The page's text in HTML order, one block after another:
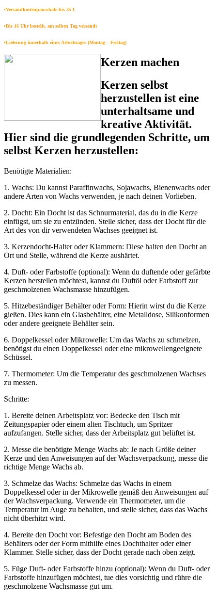
•Versandkostenpauschale bis 35 €
•Bis 16 Uhr bestellt, am selben Tag versandt
•Lieferung innerhalb eines Arbeitstages (Montag – Freitag)
Kerzen machen
Kerzen selbst
herzustellen ist eine
unterhaltsame und
kreative Aktivität.
Hier sind die grundlegenden Schritte, um
selbst Kerzen herzustellen:
Benötigte Materialien:
1. Wachs: Du kannst Paraffinwachs, Sojawachs, Bienenwachs oder
andere Arten von Wachs verwenden, je nach deinen Vorlieben.
2. Docht: Ein Docht ist das Schnurmaterial, das du in die Kerze
einfügst, um sie zu entzünden. Stelle sicher, dass der Docht für die
Art des von dir verwendeten Wachses geeignet ist.
3. Kerzendocht-Halter oder Klammern: Diese halten den Docht an
Ort und Stelle, während die Kerze aushärtet.
4. Duft- oder Farbstoffe (optional): Wenn du duftende oder gefärbte
Kerzen herstellen möchtest, kannst du Duftöl oder Farbstoff zur
geschmolzenen Wachsmasse hinzufügen.
5. Hitzebeständiger Behälter oder Form: Hierin wirst du die Kerze
gießen. Dies kann ein Glasbehälter, eine Metalldose, Silikonformen
oder andere geeignete Behälter sein.
6. Doppelkessel oder Mikrowelle: Um das Wachs zu schmelzen,
benötigst du einen Doppelkessel oder eine mikrowellengeeignete
Schüssel.
7. Thermometer: Um die Temperatur des geschmolzenen Wachses
zu messen.
Schritte:
1. Bereite deinen Arbeitsplatz vor: Bedecke den Tisch mit
Zeitungspapier oder einem alten Tischtuch, um Spritzer
aufzufangen. Stelle sicher, dass der Arbeitsplatz gut belüftet ist.
2. Messe die benötigte Menge Wachs ab: Je nach Größe deiner
Kerze und den Anweisungen auf der Wachsverpackung, messe die
richtige Menge Wachs ab.
3. Schmelze das Wachs: Schmelze das Wachs in einem
Doppelkessel oder in der Mikrowelle gemäß den Anweisungen auf
der Wachsverpackung. Verwende ein Thermometer, um die
Temperatur im Auge zu behalten, und stelle sicher, dass das Wachs
nicht überhitzt wird.
4. Bereite den Docht vor: Befestige den Docht am Boden des
Behälters oder der Form mithilfe eines Dochthalter oder einer
Klammer. Stelle sicher, dass der Docht gerade nach oben zeigt.
5. Füge Duft- oder Farbstoffe hinzu (optional): Wenn du Duft- oder
Farbstoffe hinzufügen möchtest, tue dies vorsichtig und rühre die
geschmolzene Wachsmasse gut um.